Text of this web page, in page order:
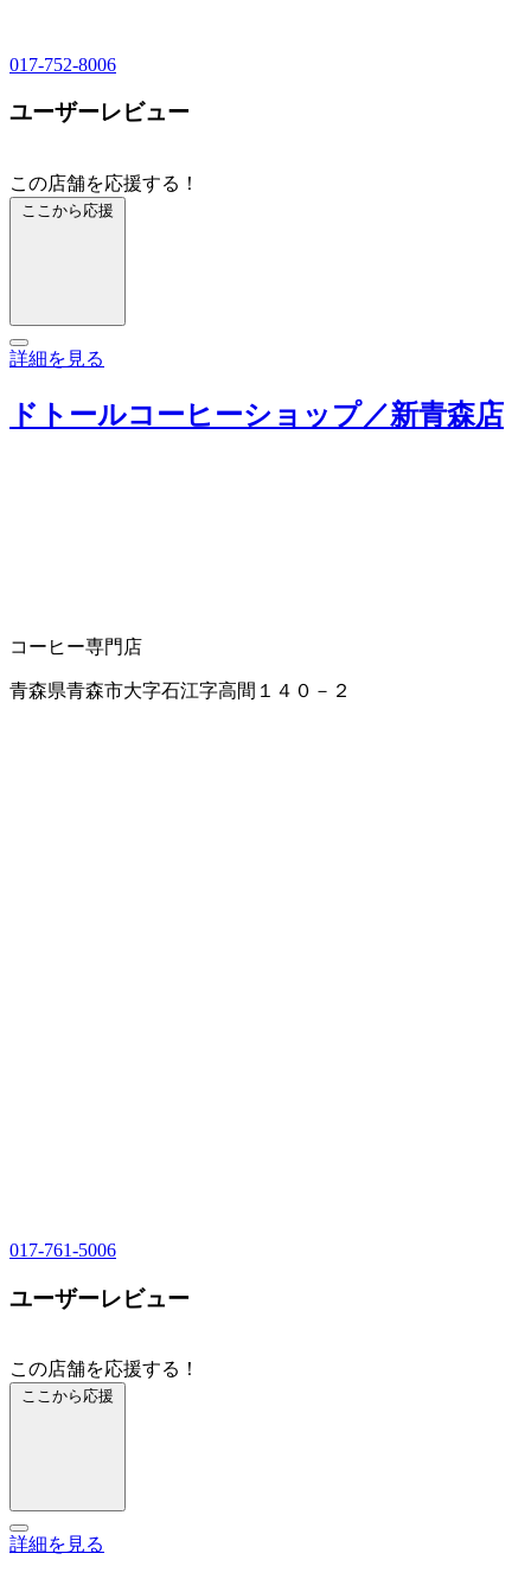
017-752-8006
ユーザーレビュー
この店舗を応援する！
ここから応援
詳細を見る
ドトールコーヒーショップ／新青森店
コーヒー専門店
青森県青森市大字石江字高間１４０－２
017-761-5006
ユーザーレビュー
この店舗を応援する！
ここから応援
詳細を見る